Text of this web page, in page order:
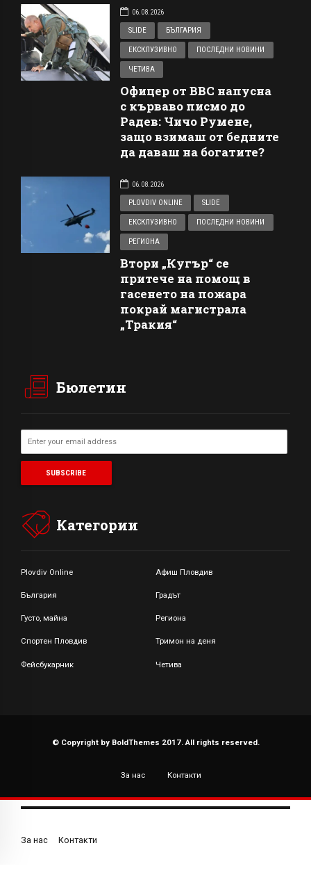
06.08.2026
SLIDE
БЪЛГАРИЯ
ЕКСКЛУЗИВНО ПОСЛЕДНИ НОВИНИ
ЧЕТИВА
Офицер от ВВС напусна
с кърваво писмо до
Радев: Чичо Румене,
защо взимаш от бедните
да даваш на богатите?
06.08.2026
PLOVDIV ONLINE
SLIDE
ЕКСКЛУЗИВНО ПОСЛЕДНИ НОВИНИ
РЕГИОНА
Втори „Кугър“ се
притече на помощ в
гасенето на пожара
покрай магистрала
„Тракия“
Бюлетин
Категории
Plovdiv Online Афиш Пловдив
България Градът
Густо, майна Региона
Спортен Пловдив Тримон на деня
Фейсбукарник Четива
© Copyright by BoldThemes 2017. All rights reserved.
За нас Контакти
За нас Контакти